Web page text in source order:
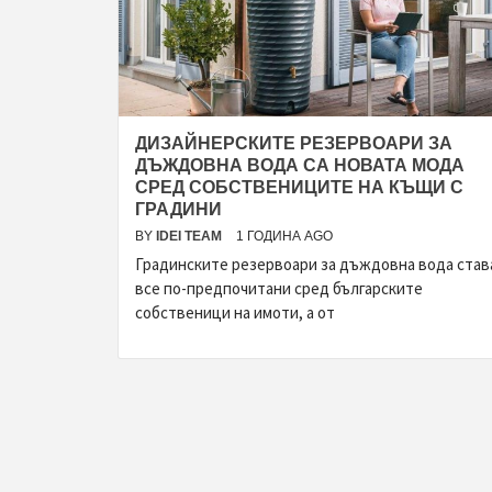
ДИЗАЙНЕРСКИТЕ РЕЗЕРВОАРИ ЗА
ДЪЖДОВНА ВОДА СА НОВАТА МОДА
СРЕД СОБСТВЕНИЦИТЕ НА КЪЩИ С
ГРАДИНИ
BY IDEI TEAM 1 ГОДИНА AGO
Градинските резервоари за дъждовна вода
все по-предпочитани сред българските
собственици на имоти, а от